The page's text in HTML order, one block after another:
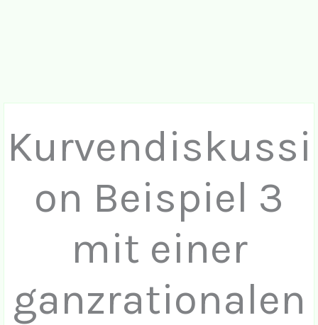
Kurvendiskussi
on Beispiel 3
mit einer
ganzrationalen